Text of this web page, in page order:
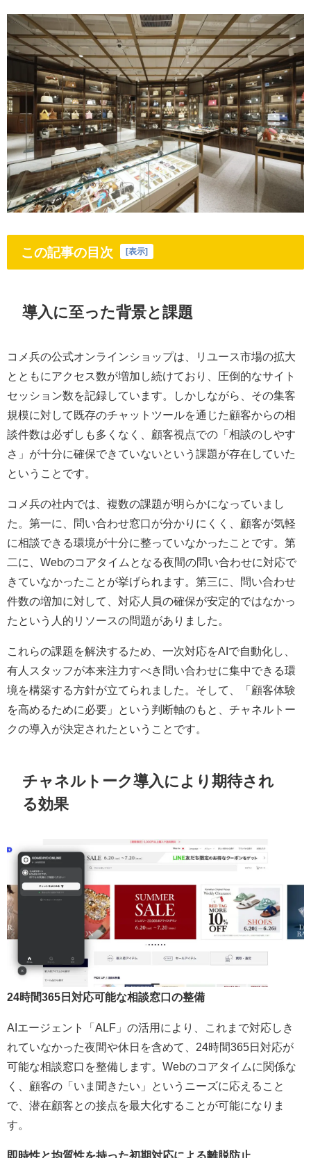
この記事の目次 [表示]
導入に至った背景と課題
コメ兵の公式オンラインショップは、リユース市場の拡大
とともにアクセス数が増加し続けており、圧倒的なサイト
セッション数を記録しています。しかしながら、その集客
規模に対して既存のチャットツールを通じた顧客からの相
談件数は必ずしも多くなく、顧客視点での「相談のしやす
さ」が十分に確保できていないという課題が存在していた
ということです。
コメ兵の社内では、複数の課題が明らかになっていまし
た。第一に、問い合わせ窓口が分かりにくく、顧客が気軽
に相談できる環境が十分に整っていなかったことです。第
二に、Webのコアタイムとなる夜間の問い合わせに対応で
きていなかったことが挙げられます。第三に、問い合わせ
件数の増加に対して、対応人員の確保が安定的ではなかっ
たという人的リソースの問題がありました。
これらの課題を解決するため、一次対応をAIで自動化し、
有人スタッフが本来注力すべき問い合わせに集中できる環
境を構築する方針が立てられました。そして、「顧客体験
を高めるために必要」という判断軸のもと、チャネルトー
クの導入が決定されたということです。
チャネルトーク導入により期待され
る効果
24時間365日対応可能な相談窓口の整備
AIエージェント「ALF」の活用により、これまで対応しき
れていなかった夜間や休日を含めて、24時間365日対応が
可能な相談窓口を整備します。Webのコアタイムに関係な
く、顧客の「いま聞きたい」というニーズに応えること
で、潜在顧客との接点を最大化することが可能になりま
す。
即時性と均質性を持った初期対応による離脱防止